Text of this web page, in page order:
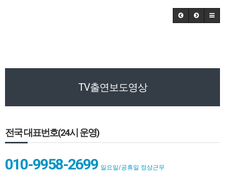
TV출연보도영상
전국 대표번호(24시 운영)
010-9958-2699 일요일/공휴일 정상근무